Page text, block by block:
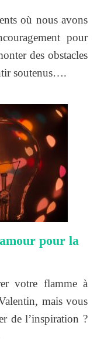
où nous avons
pour
des obstacles
soutenus….
pour la
votre flamme à
mais vous
de l’inspiration ?